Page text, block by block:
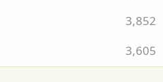
3,852
3,605